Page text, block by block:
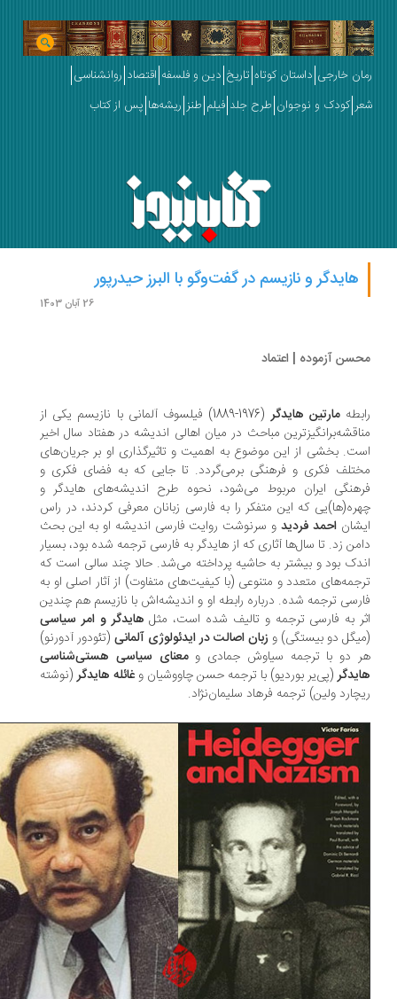
خارجی داستان کوتاه تاریخ دین و فلسفه اقتصاد روانشناسی
کودک و نوجوان طرح جلد فیلم طنز ریشه‌ها پس از کتاب
هایدگر و نازیسم در گفت‌وگو با البرز حیدرپور
آزموده | اعتماد
مارتین هایدگر
(1976-1889) فیلسوف آلمانی با نازیسم یکی از
مباحث در میان اهالی اندیشه در هفتاد سال اخیر
بخشی از این موضوع به اهمیت و تاثیرگذاری او بر جریان‌های
فکری و فرهنگی برمی‌گردد. تا جایی که به فضای فکری و
ایران مربوط می‌شود، نحوه طرح اندیشه‌های هایدگر و
که این متفکر را به فارسی زبانان معرفی کردند، در راس
احمد فردیدو سرنوشت روایت فارسی اندیشه او به این بحث
زد. تا سال‌ها آثاری که از هایدگر به فارسی ترجمه شده بود، بسیار
بود و بیشتر به حاشیه پرداخته می‌شد. حالا چند سالی است که
متعدد و متنوعی (با کیفیت‌های متفاوت) از آثار اصلی او به
ترجمه شده. درباره رابطه او و اندیشه‌اش با نازیسم هم چندین
به فارسی ترجمه و تالیف شده است، مثلهایدگر و امر سیاسی
دو بیستگی) وزبان اصالت در ایدئولوژی آلمانی (تئودور آدورنو)
دو با ترجمه سیاوش جمادی ومعنای سیاسی هستی‌شناسی
(پی‌یر بوردیو) با ترجمه حسن چاووشیان وغائله هایدگر (نوشته
ولین) ترجمه فرهاد سلیمان‌نژاد.